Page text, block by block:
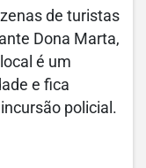
de turistas
Dona Marta,
é um
e fica
policial.